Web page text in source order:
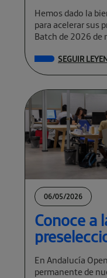
Hemos dado la
para acelerar sus
Batch de 2026
SEGUIR
06/05/2026
Conoce a
En Andalucía
permanente de